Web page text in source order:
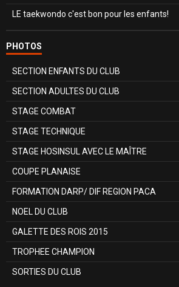
LE taekwondo c'est bon pour les enfants!
PHOTOS
SECTION ENFANTS DU CLUB
SECTION ADULTES DU CLUB
STAGE COMBAT
STAGE TECHNIQUE
STAGE HOSINSUL AVEC LE MAÎTRE
COUPE PLANAISE
FORMATION DARP/ DIF REGION PACA
NOEL DU CLUB
GALETTE DES ROIS 2015
TROPHEE CHAMPION
SORTIES DU CLUB